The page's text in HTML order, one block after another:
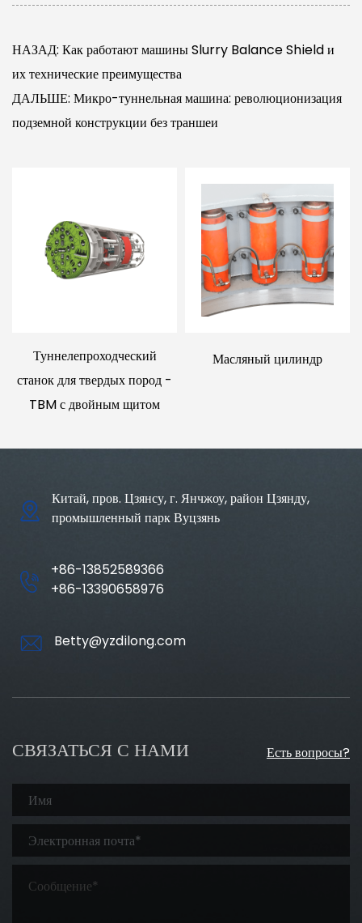
НАЗАД: Как работают машины Slurry Balance Shield и
их технические преимущества
ДАЛЬШЕ: Микро-туннельная машина: революционизация
подземной конструкции без траншеи
Туннелепроходческий
станок для твердых пород -
TBM с двойным щитом
Масляный цилиндр
Китай, пров. Цзянсу, г. Янчжоу, район Цзянду,
промышленный парк Вуцзянь
+86-13852589366
+86-13390658976
Betty@yzdilong.com
СВЯЗАТЬСЯ С НАМИ Есть вопросы?